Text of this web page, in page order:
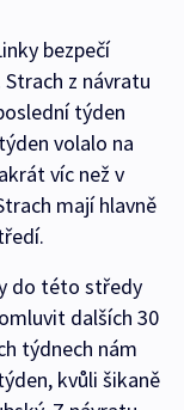
bezpečí
z návratu
týden
volalo na
víc než v
mají hlavně
do této středy
dalších 30
týdnech nám
kvůli šikaně